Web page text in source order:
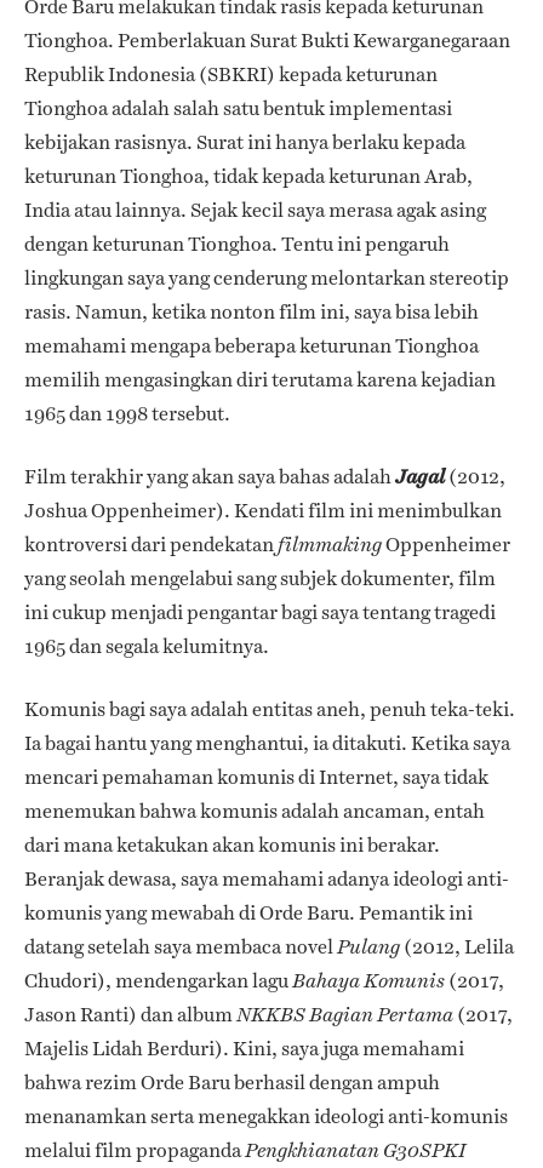
Orde Baru melakukan tindak rasis kepada keturunan
Tionghoa. Pemberlakuan Surat Bukti Kewarganegaraan
Republik Indonesia (SBKRI) kepada keturunan
Tionghoa adalah salah satu bentuk implementasi
kebijakan rasisnya. Surat ini hanya berlaku kepada
keturunan Tionghoa, tidak kepada keturunan Arab,
India atau lainnya. Sejak kecil saya merasa agak asing
dengan keturunan Tionghoa. Tentu ini pengaruh
lingkungan saya yang cenderung melontarkan stereotip
rasis. Namun, ketika nonton film ini, saya bisa lebih
memahami mengapa beberapa keturunan Tionghoa
memilih mengasingkan diri terutama karena kejadian
1965 dan 1998 tersebut.
Film terakhir yang akan saya bahas adalahJagal(2012,
Joshua Oppenheimer). Kendati film ini menimbulkan
kontroversi dari pendekatan filmmakingOppenheimer
yang seolah mengelabui sang subjek dokumenter, film
ini cukup menjadi pengantar bagi saya tentang tragedi
1965 dan segala kelumitnya.
Komunis bagi saya adalah entitas aneh, penuh teka-teki.
Ia bagai hantu yang menghantui, ia ditakuti. Ketika saya
mencari pemahaman komunis di Internet, saya tidak
menemukan bahwa komunis adalah ancaman, entah
dari mana ketakukan akan komunis ini berakar.
Beranjak dewasa, saya memahami adanya ideologi anti-
komunis yang mewabah di Orde Baru. Pemantik ini
datang setelah saya membaca novelPulang(2012, Lelila
Chudori), mendengarkan laguBahaya Komunis (2017,
Jason Ranti) dan albumNKKBS Bagian Pertama (2017,
Majelis Lidah Berduri). Kini, saya juga memahami
bahwa rezim Orde Baru berhasil dengan ampuh
menanamkan serta menegakkan ideologi anti-komunis
melalui film propagandaPengkhianatan G30SPKI